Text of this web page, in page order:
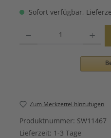
Sofort verfügbar,
Zum Merkzettel hinzufügen
Produktnummer: SW11467
Lieferzeit: 1-3 Tage